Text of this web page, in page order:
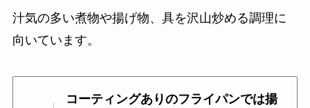
汁気の多い煮物や揚げ物、具を沢山炒める調理に
向いています。
コーティングありのフライパンでは揚